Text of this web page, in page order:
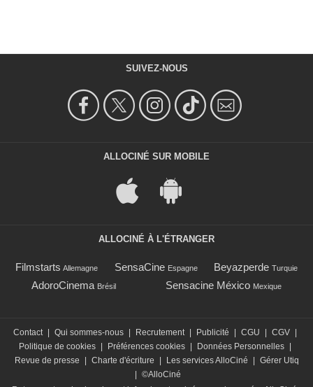
SUIVEZ-NOUS
ALLOCINÉ SUR MOBILE
ALLOCINÉ À L'ÉTRANGER
Filmstarts Allemagne SensaCine Espagne Beyazperde Turquie
AdoroCinema Brésil Sensacine México Mexique
Contact Qui sommes-nous Recrutement Publicité CGU CGV
Politique de cookies
Préférences cookies Données Personnelles
Revue de presse
Charte d'écriture Les services AlloCiné
Gérer Utiq
©AlloCiné